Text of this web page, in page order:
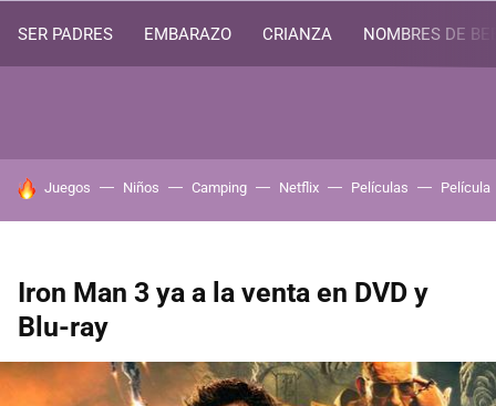
SER PADRES EMBARAZO CRIANZA NOMBRES DE
HOY SE HABLA DE
Juegos Niños Camping Netflix Películas Película
Iron Man 3 ya a la venta en DVD y
Blu-ray